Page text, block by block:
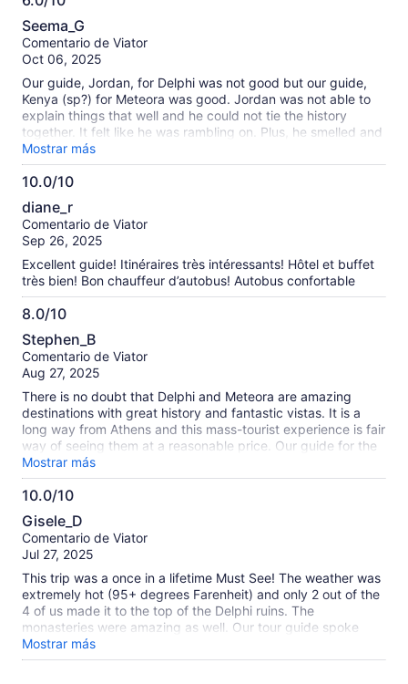
6.0
de
10
Seema_G
Comentario de Viator
Oct 06, 2025
Our guide, Jordan, for Delphi was not good but our guide,
Kenya (sp?) for Meteora was good. Jordan was not able to
explain things that well and he could not tie the history
together. It felt like he was rambling on. Plus, he smelled and
also did not explain how lunch would work for those of us
continuing on to Meteora. We ended up buying lunch at
Delphi but had we known lunch would be at the next stop,
was fine but it would have been nicer to stay somewhere
closer to the villages. Our hotel felt like it was in the middle of
nowhere with nothing close by or in walking distance. While
not a part of this tour, it would have been nice to have gotten
to see the sunset at Meteora.
Mostrar más
10.0/10
10.0
de
10
diane_r
Comentario de Viator
Sep 26, 2025
Excellent guide! Itinéraires très intéressants! Hôtel et buffet
très bien! Bon chauffeur d’autobus! Autobus confortable
8.0/10
8.0
de
10
Stephen_B
Comentario de Viator
Aug 27, 2025
There is no doubt that Delphi and Meteora are amazing
destinations with great history and fantastic vistas. It is a
long way from Athens and this mass-tourist experience is fair
way of seeing them at a reasonable price. Our guide for the
Meteora was great.
Mostrar más
10.0/10
10.0
de
10
Gisele_D
Comentario de Viator
Jul 27, 2025
This trip was a once in a lifetime Must See! The weather was
extremely hot (95+ degrees Farenheit) and only 2 out of the
4 of us made it to the top of the Delphi ruins. The
monasteries were amazing as well. Our tour guide spoke
French/English fluently and was very knowledgeable and
informative of the history. The hotel (3 star) was exceptional
Mostrar más